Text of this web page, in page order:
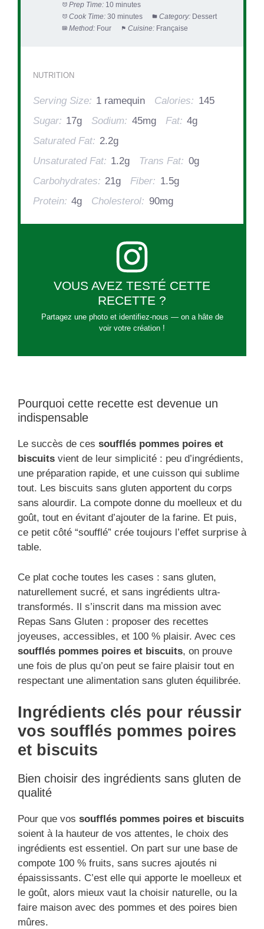
Prep Time: 10 minutes
Cook Time: 30 minutes Category: Dessert
Method: Four Cuisine: Française
NUTRITION
Serving Size: 1 ramequin Calories: 145
Sugar: 17g Sodium: 45mg Fat: 4g
Saturated Fat: 2.2g
Unsaturated Fat: 1.2g Trans Fat: 0g
Carbohydrates: 21g Fiber: 1.5g
Protein: 4g Cholesterol: 90mg
VOUS AVEZ TESTÉ CETTE
RECETTE ?
Partagez une photo et identifiez-nous — on a hâte de
voir votre création !
Pourquoi cette recette est devenue un
indispensable
Le succès de ces soufflés pommes poires et
biscuits vient de leur simplicité : peu d’ingrédients,
une préparation rapide, et une cuisson qui sublime
tout. Les biscuits sans gluten apportent du corps
sans alourdir. La compote donne du moelleux et du
goût, tout en évitant d’ajouter de la farine. Et puis,
ce petit côté “soufflé” crée toujours l’effet surprise à
table.
Ce plat coche toutes les cases : sans gluten,
naturellement sucré, et sans ingrédients ultra-
transformés. Il s’inscrit dans ma mission avec
Repas Sans Gluten : proposer des recettes
joyeuses, accessibles, et 100 % plaisir. Avec ces
soufflés pommes poires et biscuits, on prouve
une fois de plus qu’on peut se faire plaisir tout en
respectant une alimentation sans gluten équilibrée.
Ingrédients clés pour réussir
vos soufflés pommes poires
et biscuits
Bien choisir des ingrédients sans gluten de
qualité
Pour que vos soufflés pommes poires et biscuits
soient à la hauteur de vos attentes, le choix des
ingrédients est essentiel. On part sur une base de
compote 100 % fruits, sans sucres ajoutés ni
épaississants. C’est elle qui apporte le moelleux et
le goût, alors mieux vaut la choisir naturelle, ou la
faire maison avec des pommes et des poires bien
mûres.